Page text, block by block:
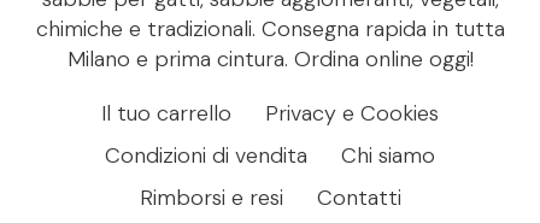
chimiche e tradizionali. Consegna rapida in tutta
Milano e prima cintura. Ordina online oggi!
Il tuo carrello
Privacy e Cookies
Condizioni di vendita
Chi siamo
Rimborsi e resi
Contatti